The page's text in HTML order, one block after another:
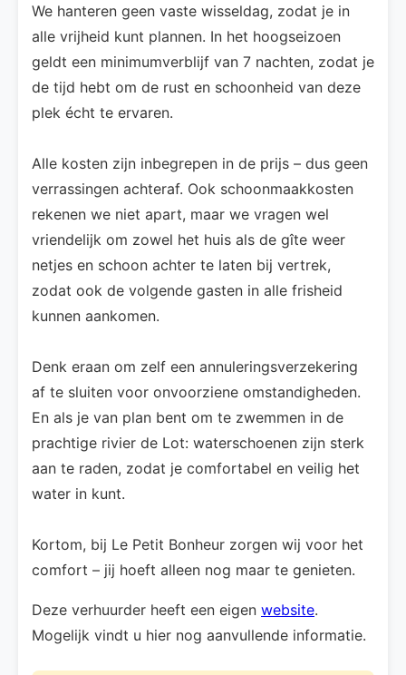
We hanteren geen vaste wisseldag, zodat je in
alle vrijheid kunt plannen. In het hoogseizoen
geldt een minimumverblijf van 7 nachten, zodat je
de tijd hebt om de rust en schoonheid van deze
plek écht te ervaren.
Alle kosten zijn inbegrepen in de prijs – dus geen
verrassingen achteraf. Ook schoonmaakkosten
rekenen we niet apart, maar we vragen wel
vriendelijk om zowel het huis als de gîte weer
netjes en schoon achter te laten bij vertrek,
zodat ook de volgende gasten in alle frisheid
kunnen aankomen.
Denk eraan om zelf een annuleringsverzekering
af te sluiten voor onvoorziene omstandigheden.
En als je van plan bent om te zwemmen in de
prachtige rivier de Lot: waterschoenen zijn sterk
aan te raden, zodat je comfortabel en veilig het
water in kunt.
Kortom, bij Le Petit Bonheur zorgen wij voor het
comfort – jij hoeft alleen nog maar te genieten.
Deze verhuurder heeft een eigen website.
Mogelijk vindt u hier nog aanvullende informatie.